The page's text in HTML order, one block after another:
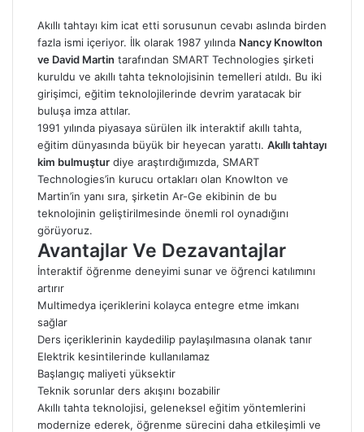
Akıllı tahtayı kim icat etti sorusunun cevabı aslında birden
fazla ismi içeriyor. İlk olarak 1987 yılında Nancy Knowlton
ve David Martin tarafından SMART Technologies şirketi
kuruldu ve akıllı tahta teknolojisinin temelleri atıldı. Bu iki
girişimci, eğitim teknolojilerinde devrim yaratacak bir
buluşa imza attılar.
1991 yılında piyasaya sürülen ilk interaktif akıllı tahta,
eğitim dünyasında büyük bir heyecan yarattı. Akıllı tahtayı
kim bulmuştur diye araştırdığımızda, SMART
Technologies’in kurucu ortakları olan Knowlton ve
Martin’in yanı sıra, şirketin Ar-Ge ekibinin de bu
teknolojinin geliştirilmesinde önemli rol oynadığını
görüyoruz.
Avantajlar Ve Dezavantajlar
İnteraktif öğrenme deneyimi sunar ve öğrenci katılımını
artırır
Multimedya içeriklerini kolayca entegre etme imkanı
sağlar
Ders içeriklerinin kaydedilip paylaşılmasına olanak tanır
Elektrik kesintilerinde kullanılamaz
Başlangıç maliyeti yüksektir
Teknik sorunlar ders akışını bozabilir
Akıllı tahta teknolojisi, geleneksel eğitim yöntemlerini
modernize ederek, öğrenme sürecini daha etkileşimli ve